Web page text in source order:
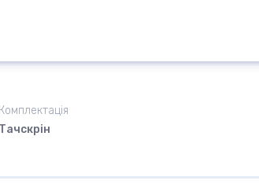
Комплектація
Тачскрін